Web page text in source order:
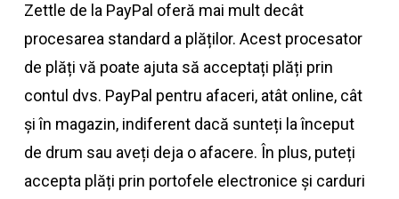
Zettle de la PayPal oferă mai mult decât
procesarea standard a plăților. Acest procesator
de plăți vă poate ajuta să acceptați plăți prin
contul dvs. PayPal pentru afaceri, atât online, cât
și în magazin, indiferent dacă sunteți la început
de drum sau aveți deja o afacere. În plus, puteți
accepta plăți prin portofele electronice și carduri